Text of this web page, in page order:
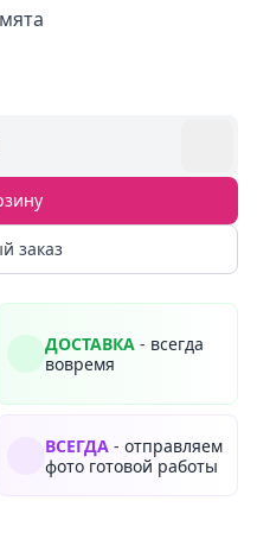
заказ
ДОСТАВКА - всегда
вовремя
ВСЕГДА - отправляем
фото готовой работы